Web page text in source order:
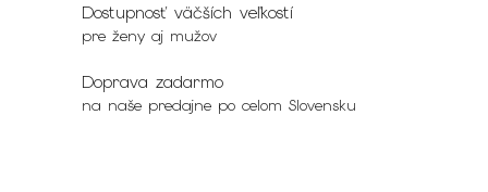
Dostupnosť väčších veľkostí
pre ženy aj mužov
Doprava zadarmo
na naše predajne po celom Slovensku